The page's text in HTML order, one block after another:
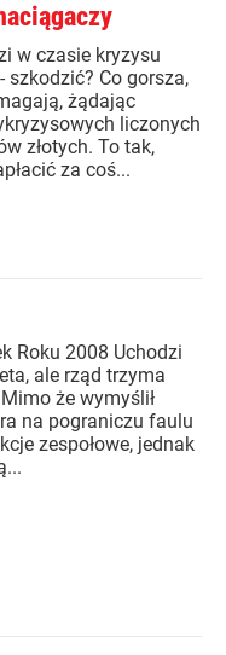
w czasie kryzysu
szkodzić? Co gorsza,
żądając
liczonych
złotych. To tak,
za coś...
Roku 2008 Uchodzi
ale rząd trzyma
że wymyślił
na pograniczu faulu
zespołowe, jednak